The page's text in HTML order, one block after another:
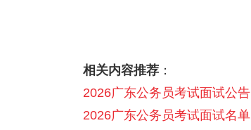
2025年省联考成绩入口|查询时间汇总
2025年各省公务员1元面试礼包
2025省面多师领学理论决胜课
2026省考笔试悦享伴学班【含图书】
相关内容推荐 ：
2026广东公务员考试面试公告
2026广东公务员考试面试名单